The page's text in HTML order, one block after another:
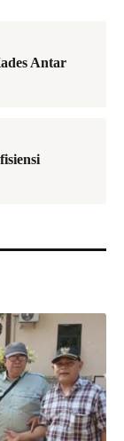
Antar